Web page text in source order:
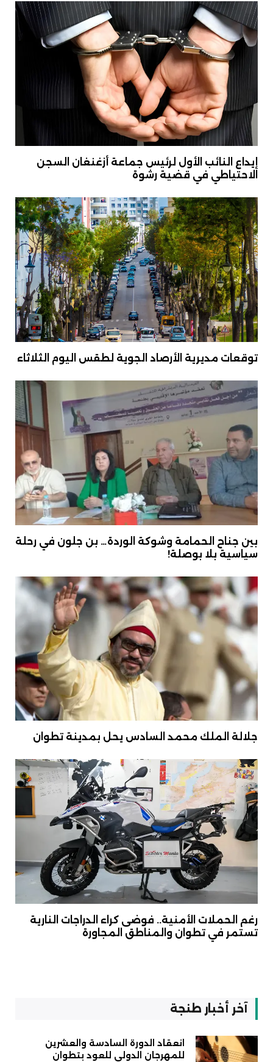
إيداع النائب الأول لرئيس جماعة أزغنغان السجن
الاحتياطي في قضية رشوة
توقعات مديرية الأرصاد الجوية لطقس اليوم الثلاثاء
بين جناح الحمامة وشوكة الوردة… بن جلون في رحلة
سياسية بلا بوصلة!
جلالة الملك محمد السادس يحل بمدينة تطوان
رغم الحملات الأمنية.. فوضى كراء الدراجات النارية
تستمر في تطوان والمناطق المجاورة
آخر أخبار طنجة
انعقاد الدورة السادسة والعشرين
للمهرجان الدولي للعود بتطوان